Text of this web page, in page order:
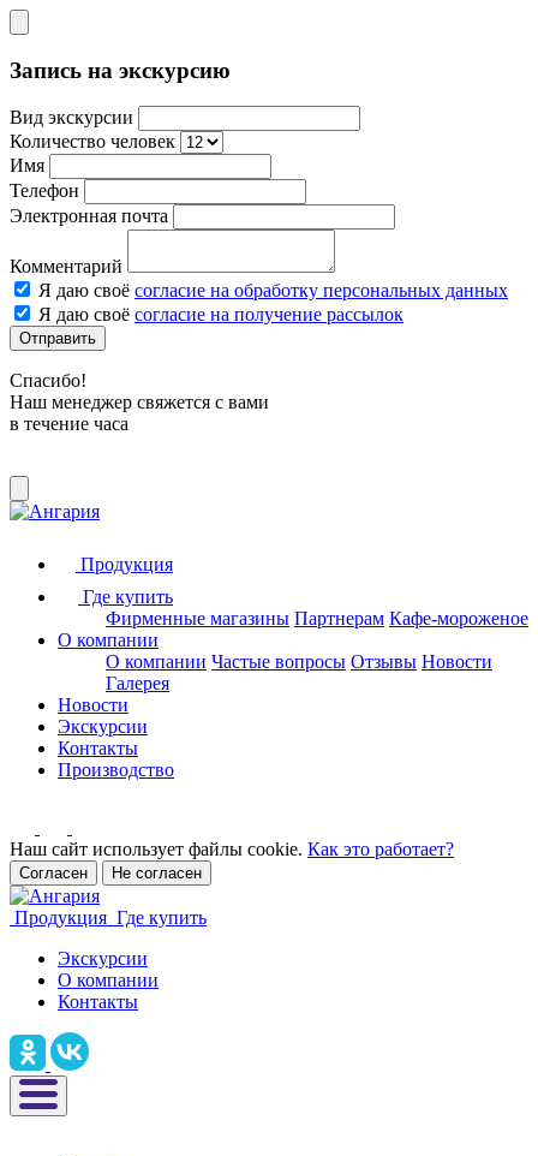
Запись на экскурсию
Вид экскурсии
Количество человек
Имя
Телефон
Электронная почта
Комментарий
Я даю своё согласие на обработку персональных данных
Я даю своё согласие на получение рассылок
Отправить
Спасибо!
Наш менеджер свяжется с вами
в течение часа
Продукция
Где купить
Фирменные магазины Партнерам Кафе-мороженое
О компании
О компании Частые вопросы Отзывы Новости
Галерея
Новости
Экскурсии
Контакты
Производство
Наш сайт использует файлы cookie. Как это работает?
Согласен Не согласен
Продукция Где купить
Экскурсии
О компании
Контакты